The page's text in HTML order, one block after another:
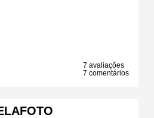
7 avaliações
7 comentários